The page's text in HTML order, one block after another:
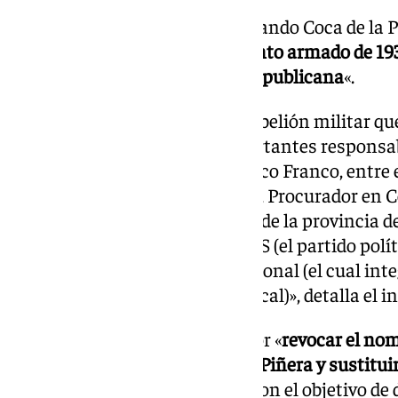
Dicho informe detalla que Fernando Coca de la
tomó parte en el levantamiento armado de
Sanjurjo frente a la legalidad Republicana«.
«Posteriormente, se unió a la rebelión militar
Finalizada la guerra, tuvo importantes
la dictadura del general Francisco Franco,
Previsión de la Seguridad Social, Procurador
Sevilla y Jaén, Gobernador Civil de la provincia
Consejo Nacional de FET y JONS (el partido
provincial del Movimiento Nacional (el cual
la estructura del sindicato vertical)», detalla el
Al respecto, el informe aboga por «revocar el
hubiere adoptado de Coca de la Piñera y
acuerdo plenario expone que «con el objetivo